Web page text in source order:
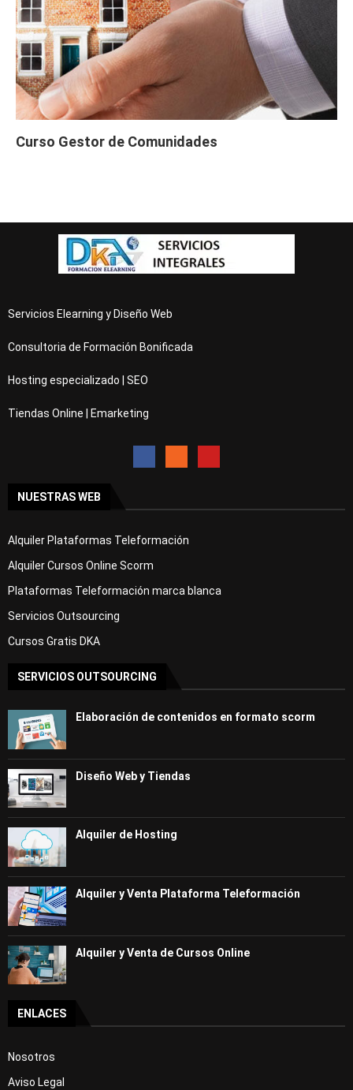
Curso Gestor de Comunidades
Servicios Elearning y Diseño Web
Consultoria de Formación Bonificada
Hosting especializado | SEO
Tiendas Online | Emarketing
NUESTRAS WEB
Alquiler Plataformas Teleformación
Alquiler Cursos Online Scorm
Plataformas Teleformación marca blanca
Servicios Outsourcing
Cursos Gratis DKA
SERVICIOS OUTSOURCING
Elaboración de contenidos en formato scorm
Diseño Web y Tiendas
Alquiler de Hosting
Alquiler y Venta Plataforma Teleformación
Alquiler y Venta de Cursos Online
ENLACES
Nosotros
Aviso Legal